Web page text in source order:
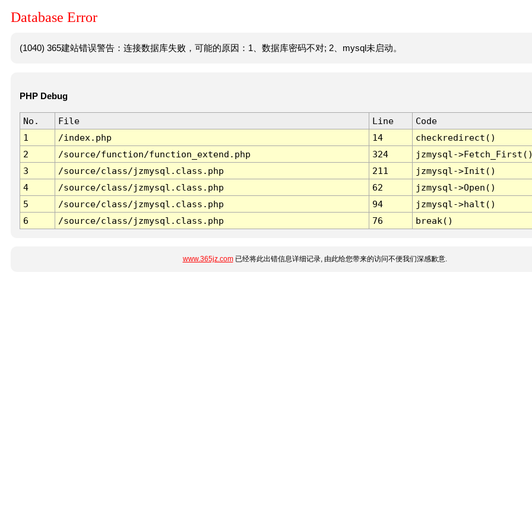
Database Error
(1040) 365建站错误警告：连接数据库失败，可能的原因：1、数据库密码不对; 2、mysql未启动。
PHP Debug
No. File Line
Code
1
/index.php 14
checkredirect()
2
/source/function/function_extend.php 324
jzmysql-
3
/source/class/jzmysql.class.php 211
jzmysql->Init()
4
/source/class/jzmysql.class.php 62
jzmysql->Open()
5
/source/class/jzmysql.class.php 94
jzmysql->halt()
6
/source/class/jzmysql.class.php 76 break()
www.365jz.com已经将此出错信息详细记录, 由此给您带来的访问不便我们深感歉意.